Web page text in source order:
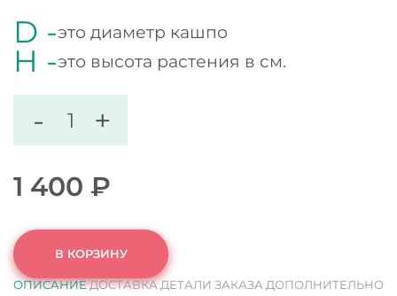
D -это диаметр кашпо
H -это высота растения в см.
- +
1 400 ₽
В КОРЗИНУ
ОПИСАНИЕДОСТАВКАДЕТАЛИ ЗАКАЗА ДОПОЛНИТЕЛЬНО